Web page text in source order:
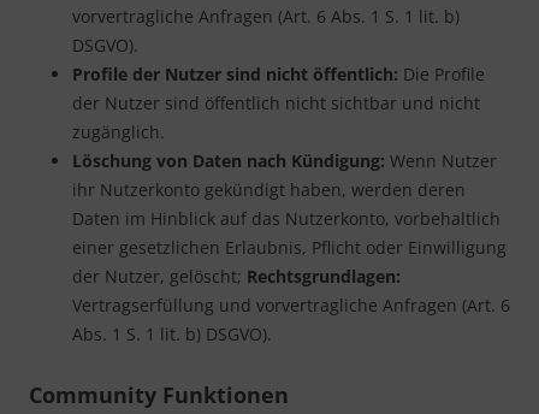
vorvertragliche Anfragen (Art. 6 Abs. 1 S. 1 lit. b)
DSGVO).
Profile der Nutzer sind nicht öffentlich: Die Profile
der Nutzer sind öffentlich nicht sichtbar und nicht
zugänglich.
Löschung von Daten nach Kündigung: Wenn Nutzer
ihr Nutzerkonto gekündigt haben, werden deren
Daten im Hinblick auf das Nutzerkonto, vorbehaltlich
einer gesetzlichen Erlaubnis, Pflicht oder Einwilligung
der Nutzer, gelöscht; Rechtsgrundlagen:
Vertragserfüllung und vorvertragliche Anfragen (Art. 6
Abs. 1 S. 1 lit. b) DSGVO).
Community Funktionen